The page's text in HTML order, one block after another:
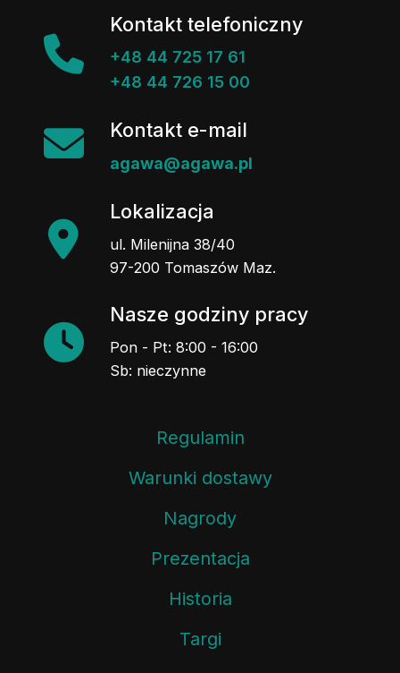
Kontakt telefoniczny
+48 44 725 17 61
+48 44 726 15 00
Kontakt e-mail
agawa@agawa.pl
Lokalizacja
ul. Milenijna 38/40
97-200 Tomaszów Maz.
Nasze godziny pracy
Pon - Pt: 8:00 - 16:00
Sb: nieczynne
Regulamin
Warunki dostawy
Nagrody
Prezentacja
Historia
Targi